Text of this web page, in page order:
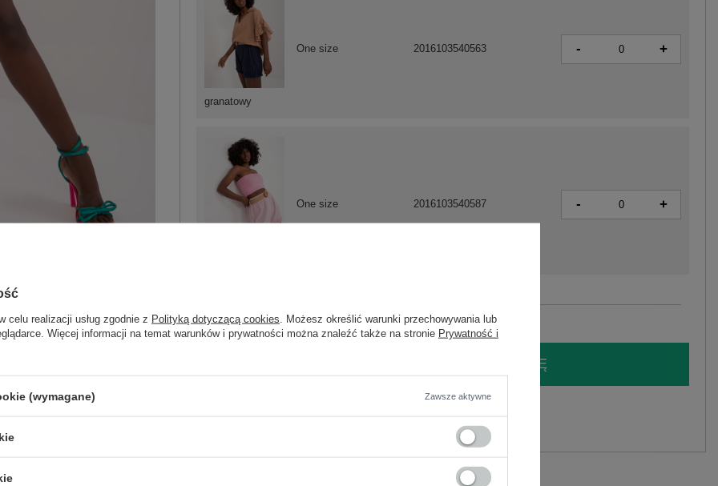
granatowy
One size 2016103540563 - +
One size 2016103540587 - +
ZALOGUJ SIĘ I ZOBACZ CENĘ
celu realizacji usług zgodnie z Polityką dotyczącą cookies . Możesz określić warunki przechowywania lub
Więcej informacji na temat warunków i prywatności można znaleźć także na stronie Prywatność i
(wymagane) Zawsze aktywne